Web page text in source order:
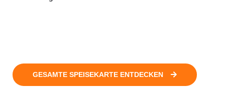
GESAMTE SPEISEKARTE ENTDECKEN